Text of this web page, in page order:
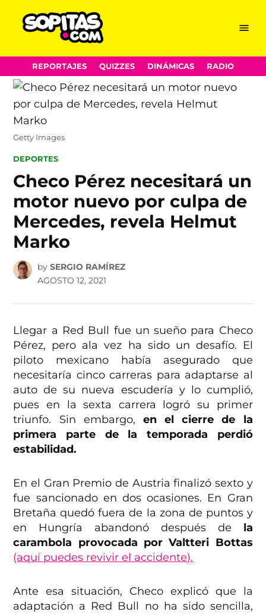
Skip
to
content
Menu
REPORTAJES QUIZZES DINÁMICAS RADIO
Getty Images
POSTED
DEPORTES
Checo Pérez necesitará un
motor nuevo por culpa de
Mercedes, revela Helmut
Marko
by SERGIO RAMÍREZ
AGOSTO 12, 2021
Llegar a Red Bull fue un sueño para Checo
Pérez, pero ala vez ha sido un desafío. El
piloto mexicano había asegurado que
necesitaría cinco carreras para adaptarse al
auto de su nueva escudería y lo cumplió,
pues en la sexta carrera logró su primer
triunfo. Sin embargo, en el cierre de la
primera parte de la temporada perdió
estabilidad.
En el Gran Premio de Austria finalizó sexto y
fue sancionado en dos ocasiones. En Gran
Bretaña quedó fuera de la zona de puntos y
en Hungría abandonó después de la
carambola provocada por Valtteri Bottas
(aquí puedes revivir el accidente).
Ante esa situación, Checo explicó que la
adaptación a Red Bull no ha sido sencilla,